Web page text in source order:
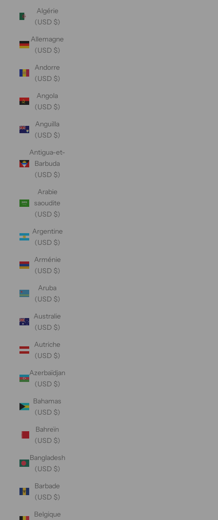
Algérie
(USD $)
Allemagne
(USD $)
Andorre
(USD $)
Angola
(USD $)
Anguilla
(USD $)
Antigua-et-
Barbuda
(USD $)
Arabie
saoudite
(USD $)
Argentine
(USD $)
Arménie
(USD $)
Aruba
(USD $)
Australie
(USD $)
Autriche
(USD $)
Azerbaïdjan
(USD $)
Bahamas
(USD $)
Bahreïn
(USD $)
Bangladesh
(USD $)
Barbade
(USD $)
Belgique